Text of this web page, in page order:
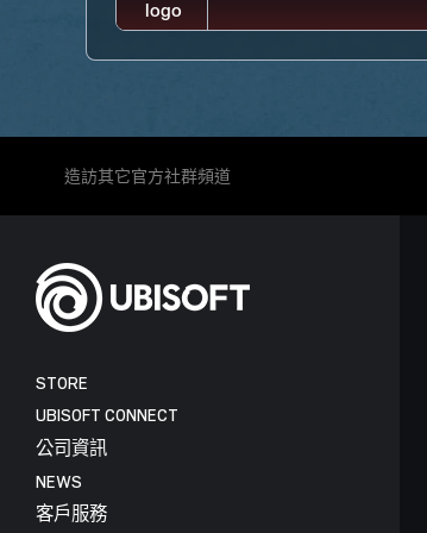
造訪其它官方社群頻道
STORE
UBISOFT CONNECT
公司資訊
NEWS
客戶服務